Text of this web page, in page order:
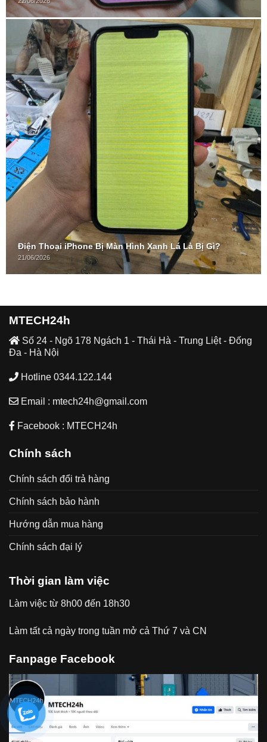
Điện Thoại iPhone Bị Màn Hình Xanh Lá Là Bị Gì?
21/06/2026
MTECH24h
Số 24 - Ngõ 178 Ngách 1 - Thái Hà - Trung Liệt - Đống
Đa - Hà Nội
Hotline 0344.122.144
Email : mtech24h@gmail.com
Facebook : MTECH24h
Chính sách
Chính sách đổi trả hàng
Chính sách bảo hành
Hướng dẫn mua hàng
Chính sách đại lý
Thời gian làm việc
Làm việc từ 8h00 đến 18h30
Làm tất cả ngày trong tuần mở cả Thứ 7 và CN
Fanpage Facebook